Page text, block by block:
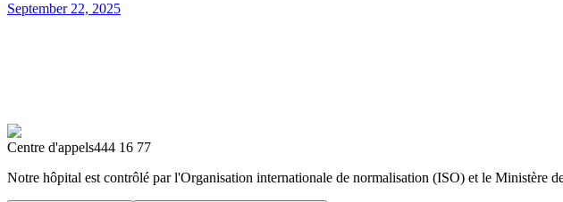
September 22, 2025
Centre d'appels444 16 77
Notre hôpital est contrôlé par l'Organisation internationale de normalisation (ISO) et le Ministère